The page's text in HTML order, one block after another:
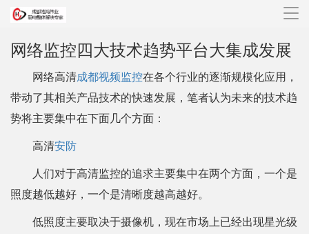
导
网络监控四大技术趋势平台大集成发展
网络高清成都视频监控在各个行业的逐渐规模化应用，
带动了其相关产品技术的快速发展，笔者认为未来的技术趋
势将主要集中在下面几个方面：
高清安防
人们对于高清监控的追求主要集中在两个方面，一个是
照度越低越好，一个是清晰度越高越好。
低照度主要取决于摄像机，现在市场上已经出现星光级